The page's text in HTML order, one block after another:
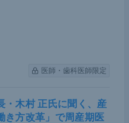
医師・歯科医師限定
・木村 正氏に聞く、産
方改革」で周産期医